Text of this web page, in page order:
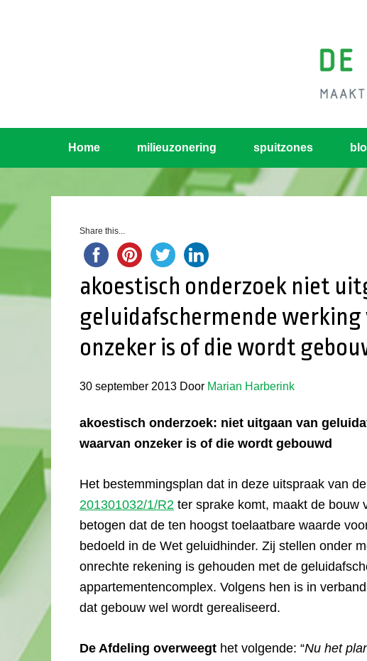
Home milieuzonering spuitzones
Share this...
akoestisch onderzoek niet
geluidafschermende
onzeker is of die wordt
30 september 2013 Door Marian Harberink
akoestisch onderzoek: niet uitgaan van
waarvan onzeker is of die wordt gebouwd
Het bestemmingsplan dat in deze uitspraak van
201301032/1/R2 ter sprake komt, maakt de bouw
betogen dat de ten hoogst toelaatbare waarde
bedoeld in de Wet geluidhinder. Zij stellen onder
onrechte rekening is gehouden met de
appartementencomplex. Volgens hen is in
dat gebouw wel wordt gerealiseerd.
De Afdeling overweegt het volgende: “Nu het